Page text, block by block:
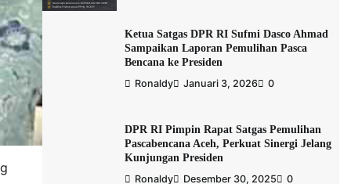
Ketua Satgas DPR RI Sufmi Dasco Ahmad
Sampaikan Laporan Pemulihan Pasca
Bencana ke Presiden
Ronaldy Januari 3, 2026 0
DPR RI Pimpin Rapat Satgas Pemulihan
Pascabencana Aceh, Perkuat Sinergi Jelang
Kunjungan Presiden
Ronaldy Desember 30, 2025 0